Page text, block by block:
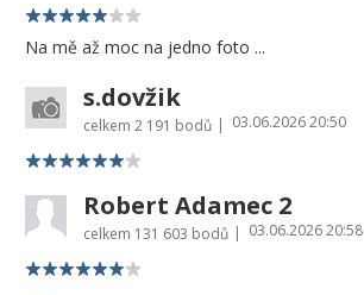
Na mě až moc na jedno foto ...
s.dovžik
celkem 2 191 bodů | 03.06.2026 20:50
Robert Adamec 2
celkem 131 603 bodů | 03.06.2026 20:58